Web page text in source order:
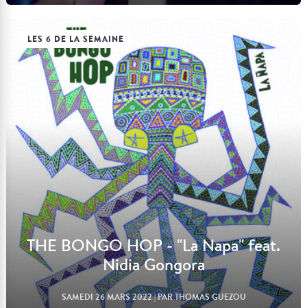
Lire l'article
THE BONGO HOP - "La Napa" feat.
Nidia Gongora
SAMEDI 26 MARS 2022| PAR THOMAS GUEZOU
LES 6 DE LA SEMAINE